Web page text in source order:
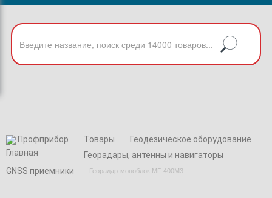
Профприбор Товары
Геодезическое оборудование
Георадары, антенны и навигаторы
GNSS приемники
Георадар-моноблок МГ-400М3